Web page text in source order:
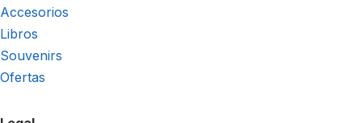
Accesorios
Libros
Souvenirs
Ofertas